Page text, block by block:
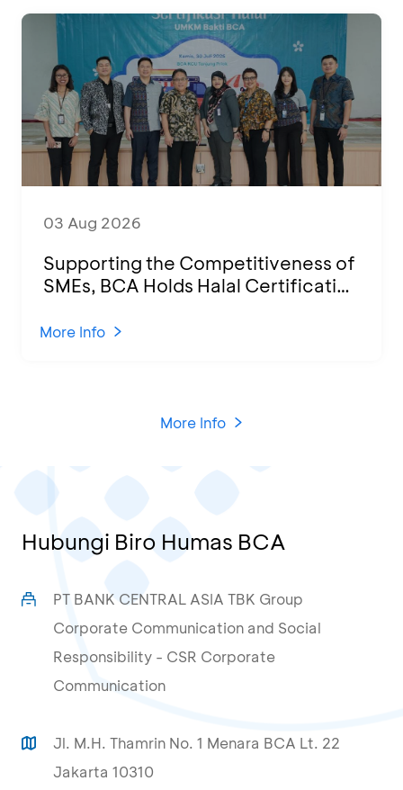
03 Aug 2026
Supporting the Competitiveness of
SMEs, BCA Holds Halal Certification
KCU Tanjung Priok
More Info
More Info
Hubungi Biro Humas BCA
PT BANK CENTRAL ASIA TBK Group
Corporate Communication and Social
Responsibility - CSR Corporate
Communication
Jl. M.H. Thamrin No. 1 Menara BCA Lt. 22
Jakarta 10310